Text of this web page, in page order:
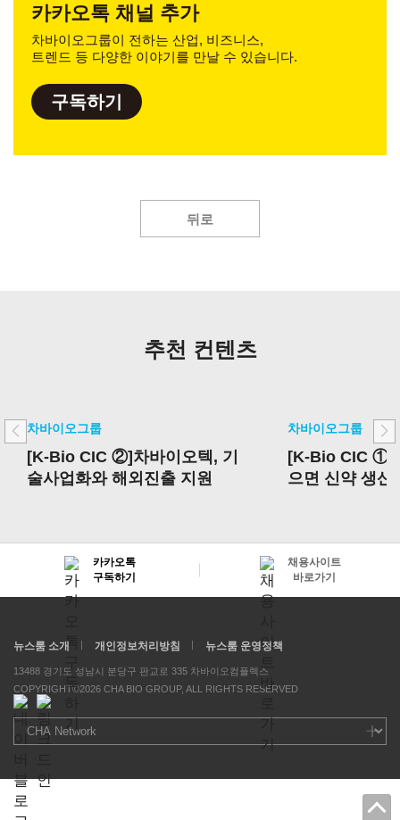
카카오톡 채널 추가
차바이오그룹이 전하는 산업, 비즈니스,
트렌드 등 다양한 이야기를 만날 수 있습니다.
구독하기
뒤로
추천 컨텐츠
차바이오그룹
[K-Bio CIC ②]차바이오텍, 기
술사업화와 해외진출 지원
차바이오그룹
[K-Bio CIC ①]
으면 신약 생산
카카오톡
구독하기
채용사이트
바로가기
뉴스룸 소개 개인정보처리방침 뉴스룸 운영정책
13488 경기도 성남시 분당구 판교로 335 차바이오컴플렉스
COPYRIGHT©2026 CHA BIO GROUP, ALL RIGHTS RESERVED